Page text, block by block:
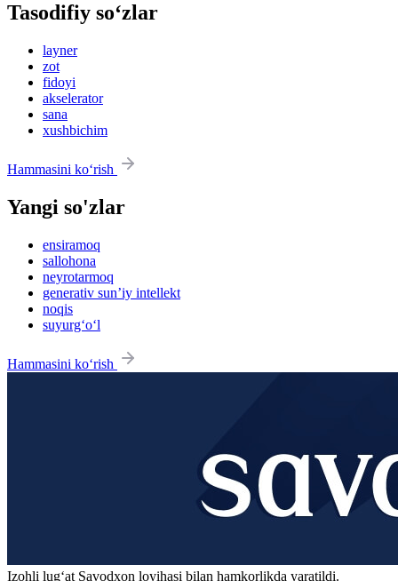
Tasodifiy so‘zlar
layner
zot
fidoyi
akselerator
sana
xushbichim
Hammasini ko‘rish
Yangi so'zlar
ensiramoq
sallohona
neyrotarmoq
generativ sun’iy intellekt
noqis
suyurg‘o‘l
Hammasini ko‘rish
Izohli lugʻat Savodxon loyihasi bilan hamkorlikda yaratildi.